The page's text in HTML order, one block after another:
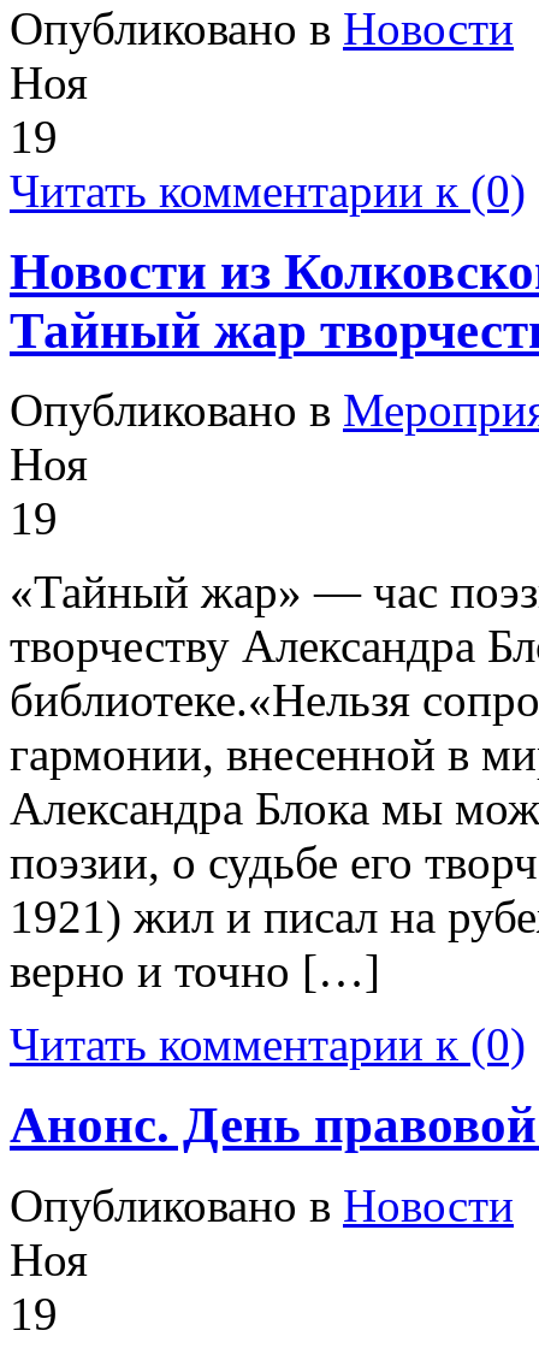
Опубликовано в Новости
Ноя
19
Читать комментарии к (0)
Новости из
Тайный жар
Опубликовано в
Ноя
19
«Тайный жар» — час
творчеству Александра
библиотеке.«Нельзя
гармонии, внесенной в
Александра Блока мы
поэзии, о судьбе его
1921) жил и писал на
верно и точно […]
Читать комментарии к (0)
Анонс. День
Опубликовано в Новости
Ноя
19